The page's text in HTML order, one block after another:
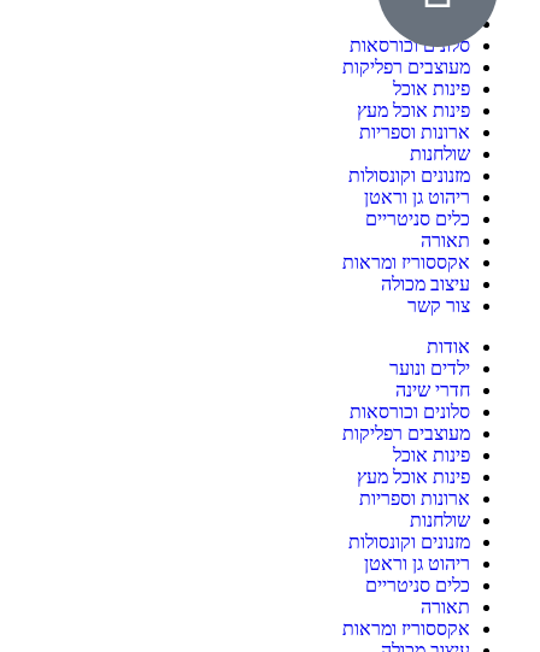
סלונים וכורסאות
מעוצבים רפליקות
פינות אוכל
פינות אוכל מעץ
ארונות וספריות
שולחנות
מזנונים וקונסולות
ריהוט גן וראטן
כלים סניטריים
תאורה
אקססוריז ומראות
עיצוב מכולה
צור קשר
אודות
ילדים ונוער
חדרי שינה
סלונים וכורסאות
מעוצבים רפליקות
פינות אוכל
פינות אוכל מעץ
ארונות וספריות
שולחנות
מזנונים וקונסולות
ריהוט גן וראטן
כלים סניטריים
תאורה
אקססוריז ומראות